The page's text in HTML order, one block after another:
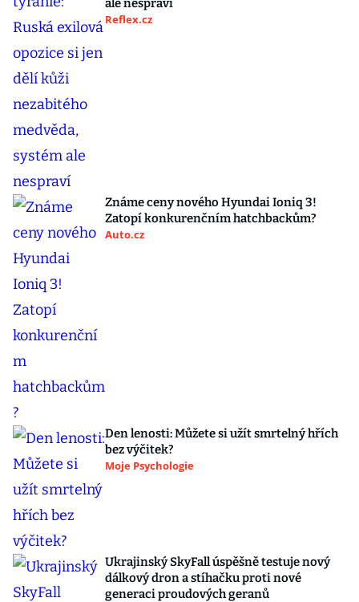
ale nespraví
Reflex.cz
Známe ceny nového Hyundai Ioniq 3!
Zatopí konkurenčním hatchbackům?
Auto.cz
Den lenosti: Můžete si užít smrtelný hřích
bez výčitek?
Moje Psychologie
Ukrajinský SkyFall úspěšně testuje nový
dálkový dron a stíhačku proti nové
generaci proudových geranů